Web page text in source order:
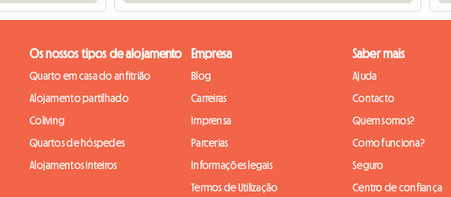
Os nossos tipos de alojamento
Quarto em casa do anfitrião
Alojamento partilhado
Coliving
Quartos de hóspedes
Alojamentos inteiros
Empresa
Blog
Carreiras
Imprensa
Parcerias
Informações legais
Termos de Utilização
Saber mais
Ajuda
Contacto
Quem somos?
Como funciona?
Seguro
Centro de confiança